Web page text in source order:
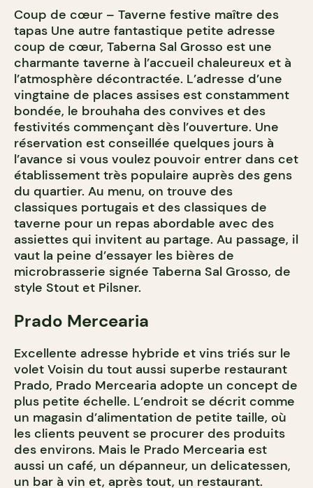
Coup de cœur – Taverne festive maître des
tapas Une autre fantastique petite adresse
coup de cœur, Taberna Sal Grosso est une
charmante taverne à l’accueil chaleureux et à
l’atmosphère décontractée. L’adresse d’une
vingtaine de places assises est constamment
bondée, le brouhaha des convives et des
festivités commençant dès l’ouverture. Une
réservation est conseillée quelques jours à
l’avance si vous voulez pouvoir entrer dans cet
établissement très populaire auprès des gens
du quartier. Au menu, on trouve des
classiques portugais et des classiques de
taverne pour un repas abordable avec des
assiettes qui invitent au partage. Au passage, il
vaut la peine d’essayer les bières de
microbrasserie signée Taberna Sal Grosso, de
style Stout et Pilsner.
Prado Mercearia
Excellente adresse hybride et vins triés sur le
volet Voisin du tout aussi superbe restaurant
Prado, Prado Mercearia adopte un concept de
plus petite échelle. L’endroit se décrit comme
un magasin d’alimentation de petite taille, où
les clients peuvent se procurer des produits
des environs. Mais le Prado Mercearia est
aussi un café, un dépanneur, un delicatessen,
un bar à vin et, après tout, un restaurant.